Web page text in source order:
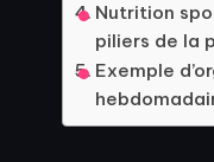
Nutrition
piliers de la
Exemple